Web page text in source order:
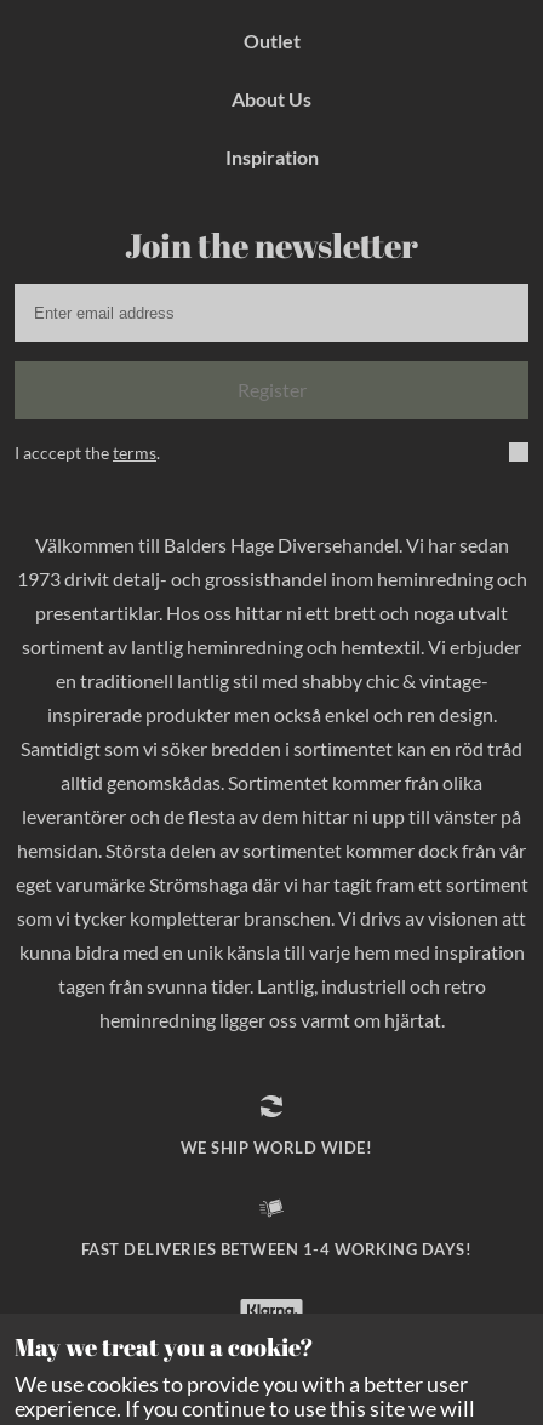
Outlet
About Us
Inspiration
Join the newsletter
Register
I acccept theterms.
Välkommen till Balders Hage Diversehandel. Vi har sedan
1973 drivit detalj- och grossisthandel inom heminredning och
presentartiklar. Hos oss hittar ni ett brett och noga utvalt
sortiment av lantlig heminredning och hemtextil. Vi erbjuder
en traditionell lantlig stil med shabby chic & vintage-
inspirerade produkter men också enkel och ren design.
Samtidigt som vi söker bredden i sortimentet kan en röd tråd
alltid genomskådas. Sortimentet kommer från olika
leverantörer och de flesta av dem hittar ni upp till vänster på
hemsidan. Största delen av sortimentet kommer dock från vår
eget varumärke Strömshaga där vi har tagit fram ett sortiment
som vi tycker kompletterar branschen. Vi drivs av visionen att
kunna bidra med en unik känsla till varje hem med inspiration
tagen från svunna tider. Lantlig, industriell och retro
heminredning ligger oss varmt om hjärtat.
WE SHIP WORLD WIDE!
FAST DELIVERIES BETWEEN 1-4 WORKING DAYS!
SAFE PAYMENT WITH KLARNA CHECKOUT!
May we treat you a cookie?
We use cookies to provide you with a better user
experience. If you continue to use this site we will